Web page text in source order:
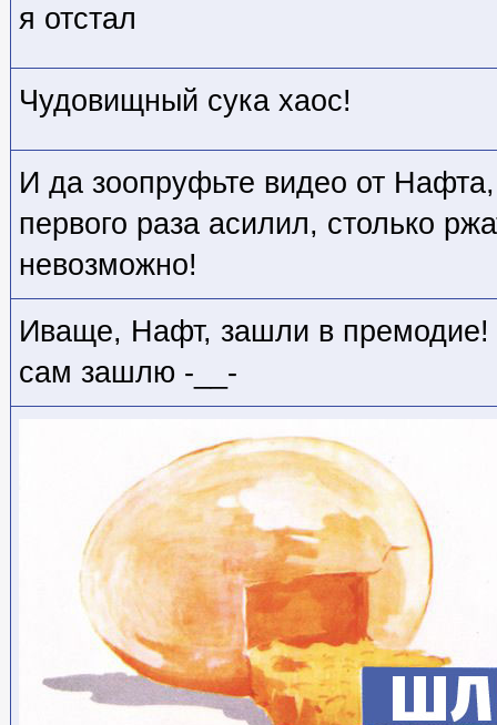
я отстал
Чудовищный сука хаос!
И да зоопруфьте видео от
первого раза асилил, столько
невозможно!
Иваще, Нафт, зашли в премодие!
сам зашлю -__-